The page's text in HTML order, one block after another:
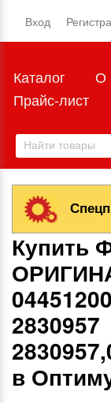
Вход
Каталог О
Прайс-лист
Купить
2830957
в